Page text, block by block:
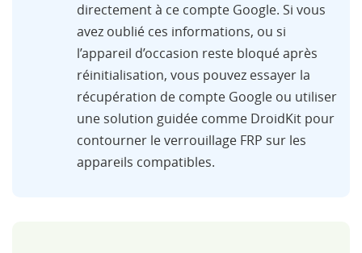
directement à ce compte Google. Si vous
avez oublié ces informations, ou si
l’appareil d’occasion reste bloqué après
réinitialisation, vous pouvez essayer la
récupération de compte Google ou utiliser
une solution guidée comme DroidKit pour
contourner le verrouillage FRP sur les
appareils compatibles.